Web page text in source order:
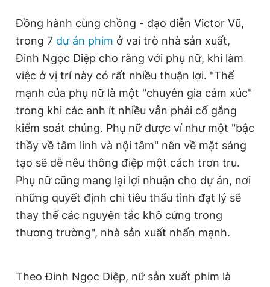
Đồng hành cùng chồng - đạo diễn Victor Vũ,
trong 7 dự án phim ở vai trò nhà sản xuất,
Đinh Ngọc Diệp cho rằng với phụ nữ, khi làm
việc ở vị trí này có rất nhiều thuận lợi. "Thế
mạnh của phụ nữ là một "chuyên gia cảm xúc"
trong khi các anh ít nhiều vẫn phải cố gắng
kiểm soát chúng. Phụ nữ được ví như một "bậc
thầy về tâm linh và nội tâm" nên về mặt sáng
tạo sẽ dễ nêu thông điệp một cách trơn tru.
Phụ nữ cũng mang lại lợi nhuận cho dự án, nơi
những quyết định chi tiêu thấu tình đạt lý sẽ
thay thế các nguyên tắc khô cứng trong
thương trường", nhà sản xuất nhấn mạnh.
Theo Đinh Ngọc Diệp, nữ sản xuất phim là